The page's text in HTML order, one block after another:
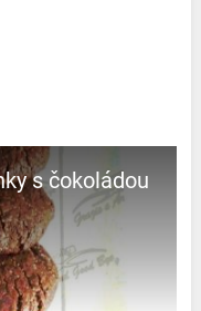
s čokoládou